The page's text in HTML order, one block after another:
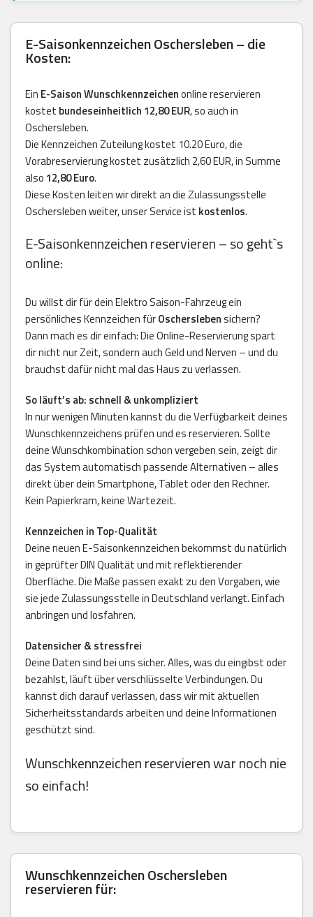
E-Saisonkennzeichen Oschersleben – die
Kosten:
Ein E-Saison Wunschkennzeichenonline reservieren
kostet bundeseinheitlich 12,80 EUR, so auch in
Oschersleben.
Die Kennzeichen Zuteilung kostet 10.20 Euro, die
Vorabreservierung kostet zusätzlich 2,60 EUR, in Summe
also 12,80 Euro.
Diese Kosten leiten wir direkt an die Zulassungsstelle
Oschersleben weiter, unser Service ist kostenlos.
E-Saisonkennzeichen reservieren – so geht`s
online:
Du willst dir für dein Elektro Saison-Fahrzeug ein
persönliches Kennzeichen fürOscherslebensichern?
Dann mach es dir einfach: Die Online-Reservierung spart
dir nicht nur Zeit, sondern auch Geld und Nerven – und du
brauchst dafür nicht mal das Haus zu verlassen.
So läuft’s ab: schnell & unkompliziert
In nur wenigen Minuten kannst du die Verfügbarkeit deines
Wunschkennzeichens prüfen und es reservieren. Sollte
deine Wunschkombination schon vergeben sein, zeigt dir
das System automatisch passende Alternativen – alles
direkt über dein Smartphone, Tablet oder den Rechner.
Kein Papierkram, keine Wartezeit.
Kennzeichen in Top-Qualität
Deine neuen E-Saisonkennzeichen bekommst du natürlich
in geprüfter DIN Qualität und mit reflektierender
Oberfläche. Die Maße passen exakt zu den Vorgaben, wie
sie jede Zulassungsstelle in Deutschland verlangt. Einfach
anbringen und losfahren.
Datensicher & stressfrei
Deine Daten sind bei uns sicher. Alles, was du eingibst oder
bezahlst, läuft über verschlüsselte Verbindungen. Du
kannst dich darauf verlassen, dass wir mit aktuellen
Sicherheitsstandards arbeiten und deine Informationen
geschützt sind.
Wunschkennzeichen reservieren war noch nie
so einfach!
Wunschkennzeichen Oschersleben
reservieren für: